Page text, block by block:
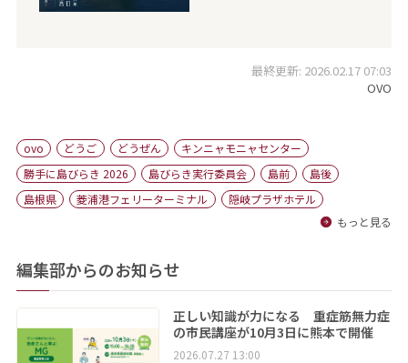
最終更新: 2026.02.17 07:03
OVO
ovo どうご どうぜん
キンニャモニャセンター
勝手に島びらき 2026
島びらき実行委員会 島前
島後
島根県
菱浦港フェリーターミナル
隠岐プラザホテル
もっと見る
編集部からのお知らせ
正しい知識が力になる 重症筋無力症
の市民講座が10月3日に熊本で開催
2026.07.27 13:00